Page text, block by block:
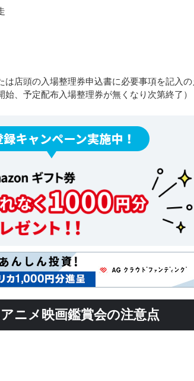
店頭の入場整理券申込書に必要事項を記入
、予定配布入場整理券が無くなり次第終了）
ニメ映画鑑賞会の注意点